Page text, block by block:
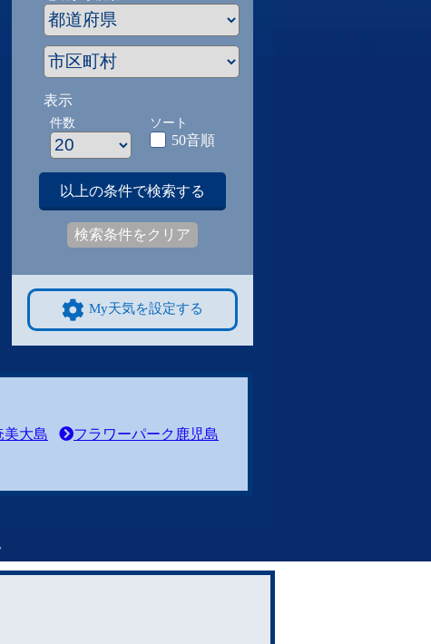
表示
件数 ソート
50音順
以上の条件で検索する
検索条件をクリア
My天気を設定する
美大島
フラワーパーク鹿児島